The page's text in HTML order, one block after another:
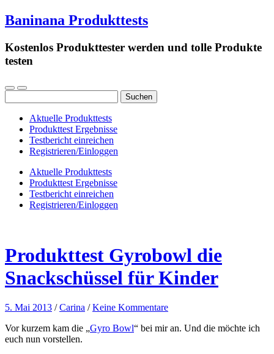
Baninana Produkttests
Kostenlos Produkttester werden und tolle Produkte
testen
nach:
Aktuelle Produkttests
Produkttest Ergebnisse
Testbericht einreichen
Registrieren/Einloggen
Aktuelle Produkttests
Produkttest Ergebnisse
Testbericht einreichen
Registrieren/Einloggen
Produkttest Gyrobowl die
Snackschüssel für Kinder
5. Mai 2013 /Carina /Keine Kommentare
Vor kurzem kam die „Gyro Bowl“ bei mir an. Und die möchte ich
euch nun vorstellen.